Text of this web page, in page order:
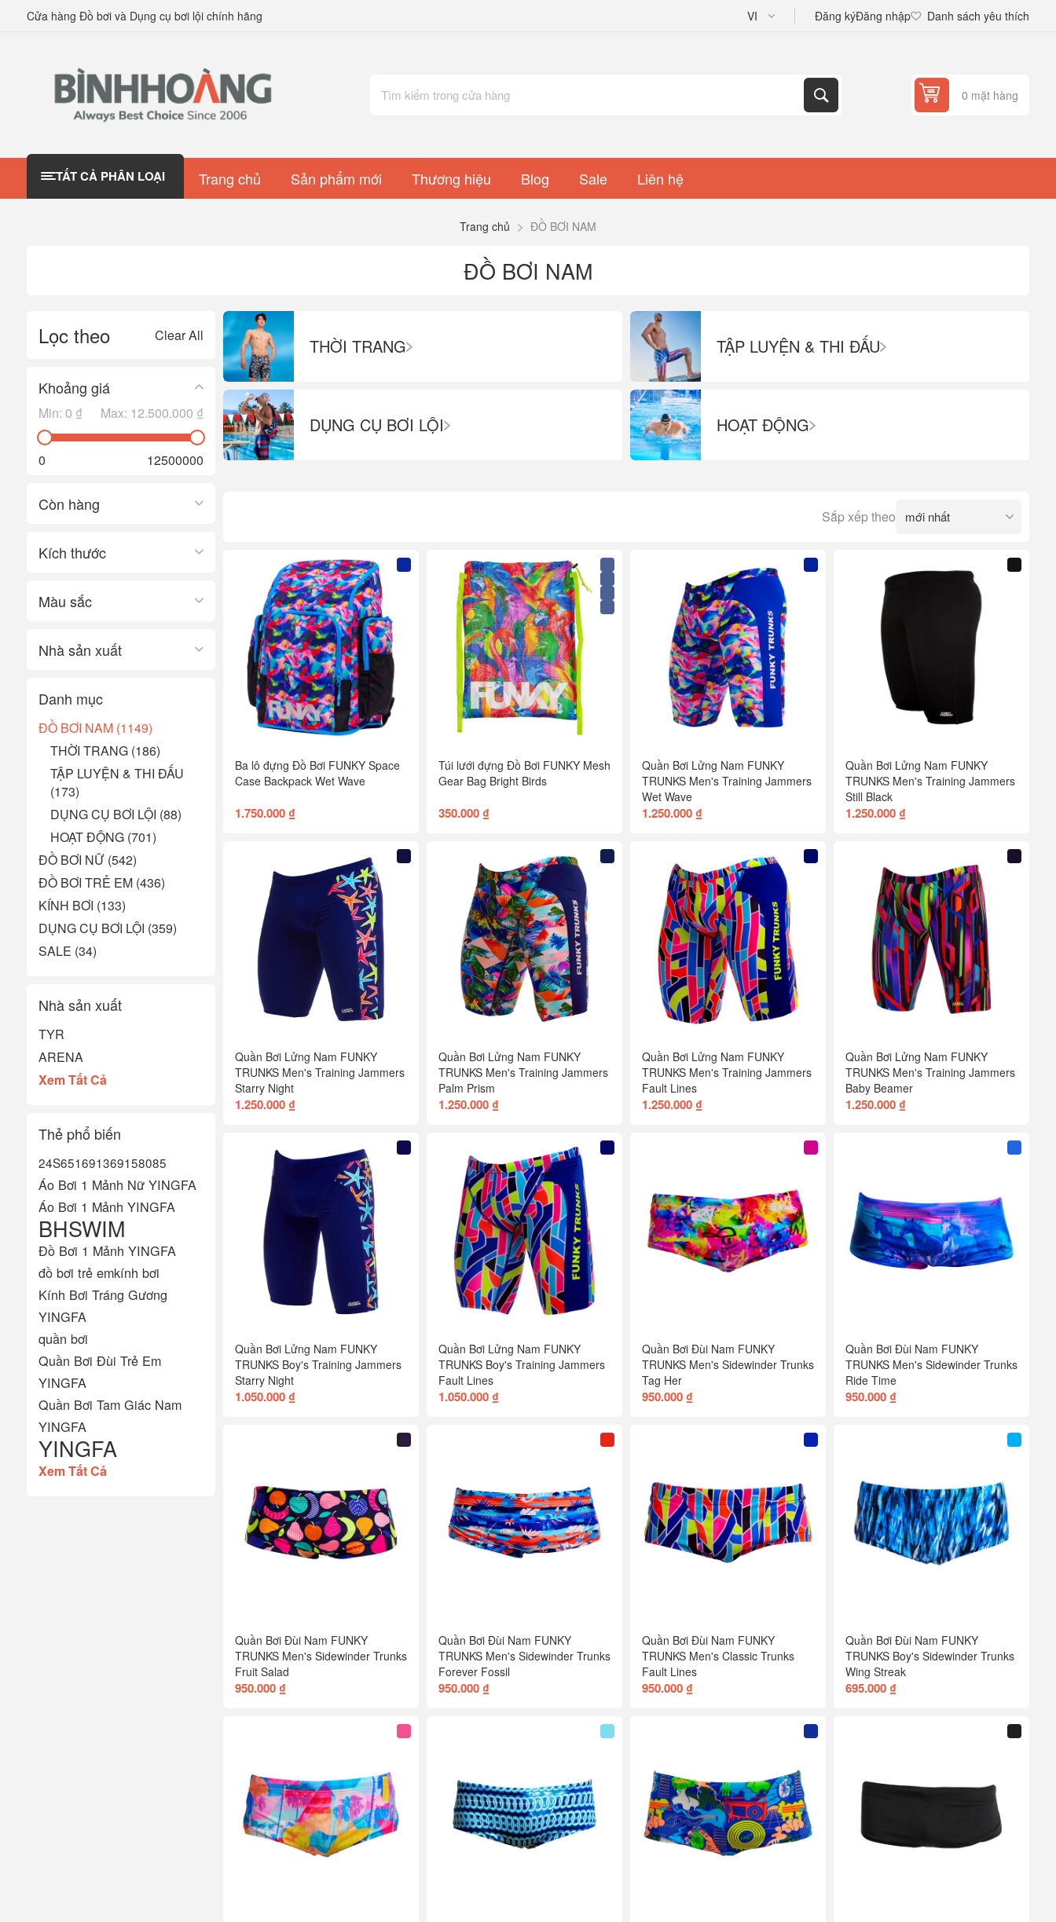
Cửa hàng Đồ bơi và Dụng cụ bơi lội chính hãng Đăng kýĐăng nhập Danh sách yêu thích
0 mặt hàng
TẤT CẢ PHÂN LOẠI Trang chủ Sản phẩm mới Thương hiệu Blog Sale Liên hệ
Trang chủ ĐỒ BƠI NAM
Lọc theo Clear All
Khoảng giá
Min: 0 ₫ Max: 12.500.000 ₫
0 12500000
Còn hàng
Kích thước
Màu sắc
Nhà sản xuất
Danh mục
ĐỒ BƠI NAM (1149)
THỜI TRANG (186)
TẬP LUYỆN & THI ĐẤU
(173)
DỤNG CỤ BƠI LỘI (88)
HOẠT ĐỘNG (701)
ĐỒ BƠI NỮ (542)
ĐỒ BƠI TRẺ EM (436)
KÍNH BƠI (133)
DỤNG CỤ BƠI LỘI (359)
SALE (34)
Nhà sản xuất
TYR
ARENA
Xem Tất Cả
Thẻ phổ biến
24S651691369158085
Áo Bơi 1 Mảnh Nữ YINGFA
Áo Bơi 1 Mảnh YINGFA
BHSWIM
Đồ Bơi 1 Mảnh YINGFA
đồ bơi trẻ emkính bơi
Kính Bơi Tráng Gương
YINGFA
quần bơi
Quần Bơi Đùi Trẻ Em
YINGFA
Quần Bơi Tam Giác Nam
YINGFA
YINGFA
Xem Tất Cả
ĐỒ BƠI NAM
THỜI TRANG TẬP LUYỆN & THI ĐẤU
DỤNG CỤ BƠI LỘI HOẠT ĐỘNG
Sắp xếp theo
Ba lô đựng Đồ Bơi FUNKY Space
Case Backpack Wet Wave
1.750.000 ₫
Túi lưới đựng Đồ Bơi FUNKY Mesh
Gear Bag Bright Birds
350.000 ₫
Quần Bơi Lửng Nam FUNKY
TRUNKS Men's Training Jammers
Wet Wave
1.250.000 ₫
Quần Bơi Lửng Nam FUNKY
TRUNKS Men's Training Jammers
Still Black
1.250.000 ₫
Quần Bơi Lửng Nam FUNKY
TRUNKS Men's Training Jammers
Starry Night
1.250.000 ₫
Quần Bơi Lửng Nam FUNKY
TRUNKS Men's Training Jammers
Palm Prism
1.250.000 ₫
Quần Bơi Lửng Nam FUNKY
TRUNKS Men's Training Jammers
Fault Lines
1.250.000 ₫
Quần Bơi Lửng Nam FUNKY
TRUNKS Men's Training Jammers
Baby Beamer
1.250.000 ₫
Quần Bơi Lửng Nam FUNKY
TRUNKS Boy's Training Jammers
Starry Night
1.050.000 ₫
Quần Bơi Lửng Nam FUNKY
TRUNKS Boy's Training Jammers
Fault Lines
1.050.000 ₫
Quần Bơi Đùi Nam FUNKY
TRUNKS Men's Sidewinder Trunks
Tag Her
950.000 ₫
Quần Bơi Đùi Nam FUNKY
TRUNKS Men's Sidewinder Trunks
Ride Time
950.000 ₫
Quần Bơi Đùi Nam FUNKY
TRUNKS Men's Sidewinder Trunks
Fruit Salad
950.000 ₫
Quần Bơi Đùi Nam FUNKY
TRUNKS Men's Sidewinder Trunks
Forever Fossil
950.000 ₫
Quần Bơi Đùi Nam FUNKY
TRUNKS Men's Classic Trunks
Fault Lines
950.000 ₫
Quần Bơi Đùi Nam FUNKY
TRUNKS Boy's Sidewinder Trunks
Wing Streak
695.000 ₫